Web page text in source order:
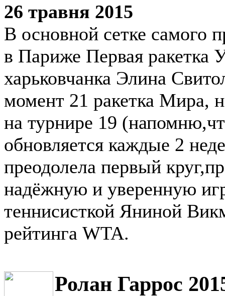
26 травня 2015
В основной сетке самого
в Париже Первая ракетка
харьковчанка Элина
момент 21 ракетка Мира,
на турнире 19
обновляется каждые 2
преодолела первый
надёжную и уверенную
теннисисткой Яниной
рейтинга WTA.
Ролан Гаррос